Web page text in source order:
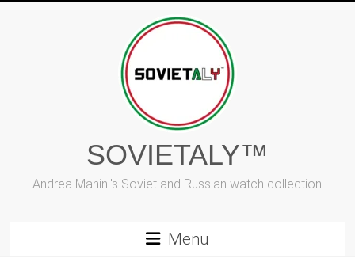
SOVIETALY™
Andrea Manini's Soviet and Russian watch collection
Menu